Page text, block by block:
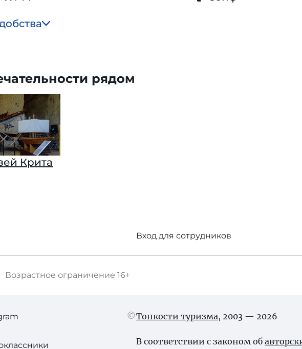
рядом
Крита
Вход для сотрудников
Возрастное ограничение 16+
Тонкости туризма, 2003 — 2026
В соответствии с законом об